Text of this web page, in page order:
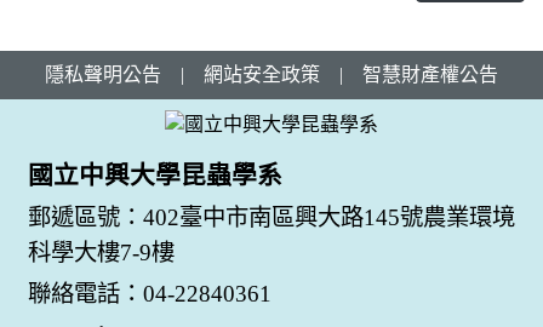
隱私聲明公告 | 網站安全政策 | 智慧財產權公告
國立中興大學昆蟲學系
郵遞區號：402臺中市南區興大路145號農業環境
科學大樓7-9樓
聯絡電話：04-22840361